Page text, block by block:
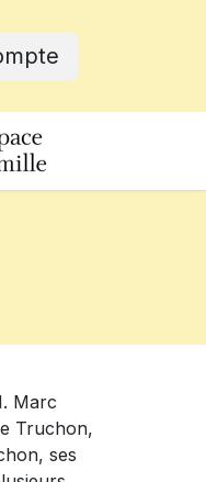
Marc
Truchon,
ses